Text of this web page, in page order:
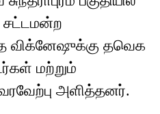
விக்னேஷுக்கு தவெக
மற்றும்
அளித்தனர்.